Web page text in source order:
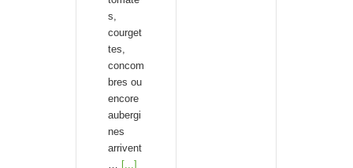
s,
courget
tes,
concom
bres ou
encore
aubergi
nes
arrivent
[...]